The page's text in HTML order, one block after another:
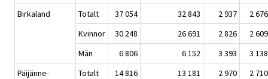
Birkaland
Totalt 37 054 32 843 2 937
2 676
Kvinnor
30 248 26 691 2 826
2 609
Män
6 806 6 152 3 393
3 138
Päijänne-
Totalt 14 816 13 181 2 970
2 710